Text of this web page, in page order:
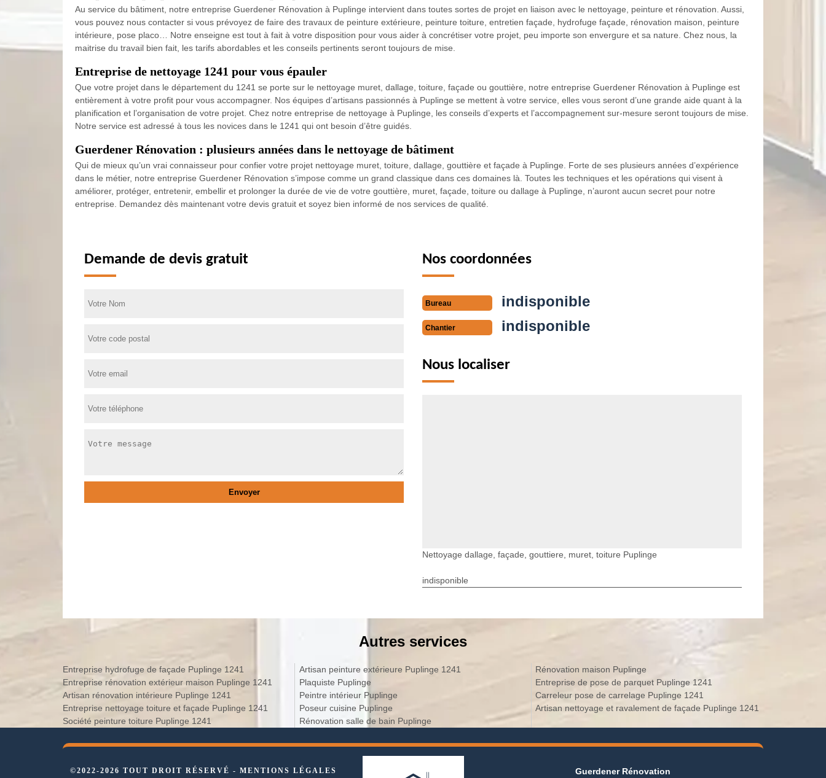
Au service du bâtiment, notre entreprise Guerdener Rénovation à Puplinge intervient dans toutes sortes de projet en liaison avec le nettoyage, peinture et rénovation. Aussi,
vous pouvez nous contacter si vous prévoyez de faire des travaux de peinture extérieure, peinture toiture, entretien façade, hydrofuge façade, rénovation maison, peinture
intérieure, pose placo… Notre enseigne est tout à fait à votre disposition pour vous aider à concrétiser votre projet, peu importe son envergure et sa nature. Chez nous, la
maitrise du travail bien fait, les tarifs abordables et les conseils pertinents seront toujours de mise.
Entreprise de nettoyage 1241 pour vous épauler
Que votre projet dans le département du 1241 se porte sur le nettoyage muret, dallage, toiture, façade ou gouttière, notre entreprise Guerdener Rénovation à Puplinge est
entièrement à votre profit pour vous accompagner. Nos équipes d’artisans passionnés à Puplinge se mettent à votre service, elles vous seront d’une grande aide quant à la
planification et l’organisation de votre projet. Chez notre entreprise de nettoyage à Puplinge, les conseils d’experts et l’accompagnement sur-mesure seront toujours de mise.
Notre service est adressé à tous les novices dans le 1241 qui ont besoin d’être guidés.
Guerdener Rénovation : plusieurs années dans le nettoyage de bâtiment
Qui de mieux qu’un vrai connaisseur pour confier votre projet nettoyage muret, toiture, dallage, gouttière et façade à Puplinge. Forte de ses plusieurs années d’expérience
dans le métier, notre entreprise Guerdener Rénovation s’impose comme un grand classique dans ces domaines là. Toutes les techniques et les opérations qui visent à
améliorer, protéger, entretenir, embellir et prolonger la durée de vie de votre gouttière, muret, façade, toiture ou dallage à Puplinge, n’auront aucun secret pour notre
entreprise. Demandez dès maintenant votre devis gratuit et soyez bien informé de nos services de qualité.
Demande de devis gratuit Nos coordonnées
Bureau indisponible
Chantier indisponible
Nous localiser
Nettoyage dallage, façade, gouttiere, muret, toiture Puplinge
indisponible
Autres services
Entreprise hydrofuge de façade Puplinge 1241
Entreprise rénovation extérieur maison Puplinge 1241
Artisan rénovation intérieure Puplinge 1241
Entreprise nettoyage toiture et façade Puplinge 1241
Société peinture toiture Puplinge 1241
Artisan peinture extérieure Puplinge 1241
Plaquiste Puplinge
Peintre intérieur Puplinge
Poseur cuisine Puplinge
Rénovation salle de bain Puplinge
Rénovation maison Puplinge
Entreprise de pose de parquet Puplinge 1241
Carreleur pose de carrelage Puplinge 1241
Artisan nettoyage et ravalement de façade Puplinge 1241
©2022-2026 TOUT DROIT RÉSERVÉ - MENTIONS LÉGALES Guerdener Rénovation